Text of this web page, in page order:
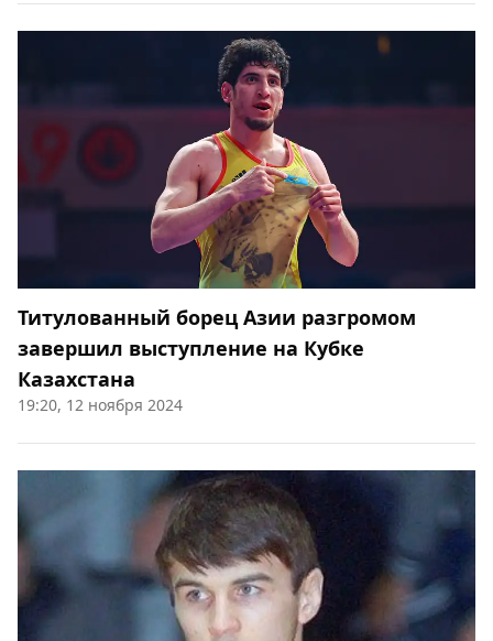
Титулованный борец Азии разгромом
завершил выступление на Кубке
Казахстана
19:20, 12 ноября 2024